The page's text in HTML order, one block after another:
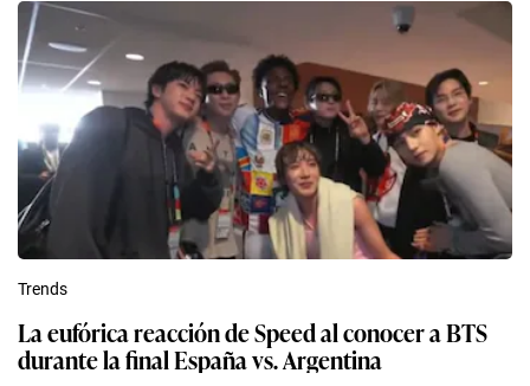
Trends
La eufórica reacción de Speed al conocer a BTS
durante la final España vs. Argentina